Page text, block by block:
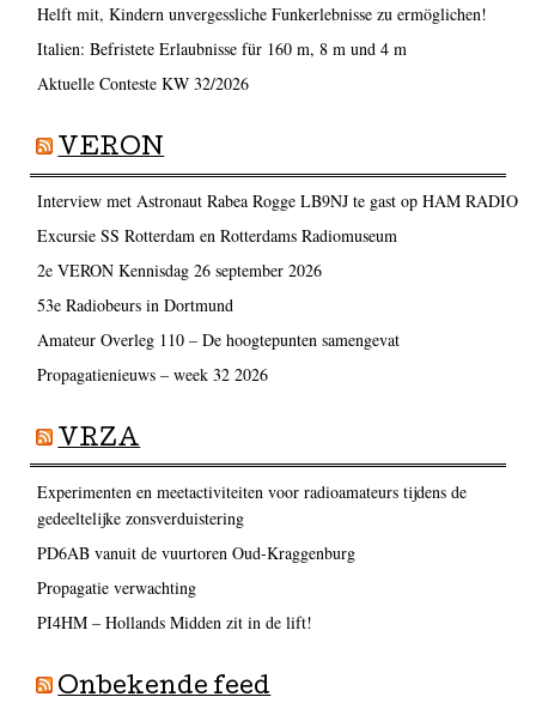
Helft mit, Kindern unvergessliche Funkerlebnisse zu ermöglichen!
Italien: Befristete Erlaubnisse für 160 m, 8 m und 4 m
Aktuelle Conteste KW 32/2026
VERON
Interview met Astronaut Rabea Rogge LB9NJ te gast op HAM RADIO
Excursie SS Rotterdam en Rotterdams Radiomuseum
2e VERON Kennisdag 26 september 2026
53e Radiobeurs in Dortmund
Amateur Overleg 110 – De hoogtepunten samengevat
Propagatienieuws – week 32 2026
VRZA
Experimenten en meetactiviteiten voor radioamateurs tijdens de
gedeeltelijke zonsverduistering
PD6AB vanuit de vuurtoren Oud-Kraggenburg
Propagatie verwachting
PI4HM – Hollands Midden zit in de lift!
Onbekende feed